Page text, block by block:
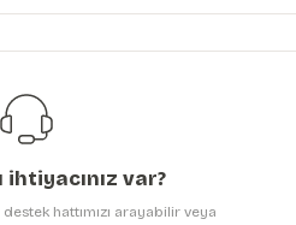
formunu kullanarak tarafımıza
ederiz.
görüntülenemiyor.
ihtiyacınız var?
hattımızı arayabilir veya